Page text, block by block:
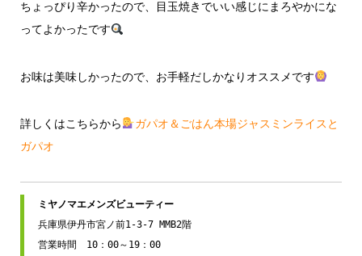
ちょっぴり辛かったので、目玉焼きでいい感じにまろやかにな
ってよかったです
お味は美味しかったので、お手軽だしかなりオススメです
詳しくはこちらから
ガパオ＆ごはん本場ジャスミンライスと
ガパオ
ミヤノマエメンズビューティー
兵庫県伊丹市宮ノ前1-3-7 MMB2階
営業時間　10：00～19：00